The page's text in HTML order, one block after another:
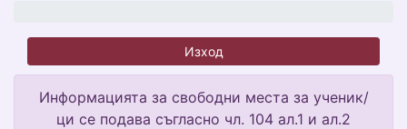
Изход
Информацията за свободни места за ученик/
ци се подава съгласно чл. 104 ал.1 и ал.2